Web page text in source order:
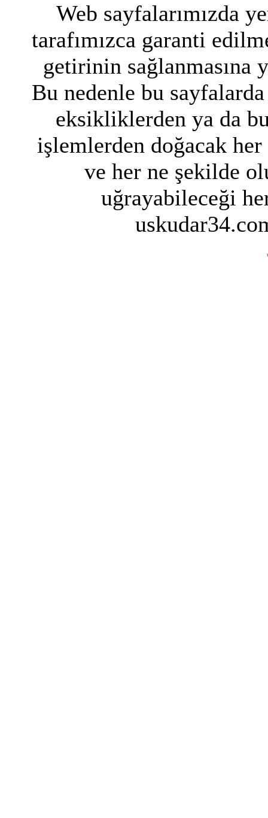
Web sayfalarımızda
tarafımızca garanti
getirinin
Bu nedenle bu
eksikliklerden ya da
işlemlerden doğacak
ve her ne şekilde
uğrayabileceği